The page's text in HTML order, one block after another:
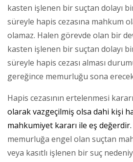
kasten işlenen bir suçtan dolayı
süreyle hapis cezasına mahkum
olamaz. Halen görevde olan bir
kasten işlenen bir suçtan dolayı
süreyle hapis cezası alması
gereğince memurluğu sona
Hapis cezasının ertelenmesi
olarak vazgeçilmiş olsa dahi kişi
mahkumiyet kararı ile eş değerdir.
memurluğa engel olan suçtan
veya kasıtlı işlenen bir suç